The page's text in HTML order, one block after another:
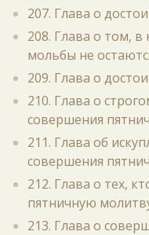
207. Глава о
208. Глава о том,
мольбы не
209. Глава о
210. Глава о
совершения
211. Глава об
совершения
212. Глава о тех,
пятничную
213. Глава о